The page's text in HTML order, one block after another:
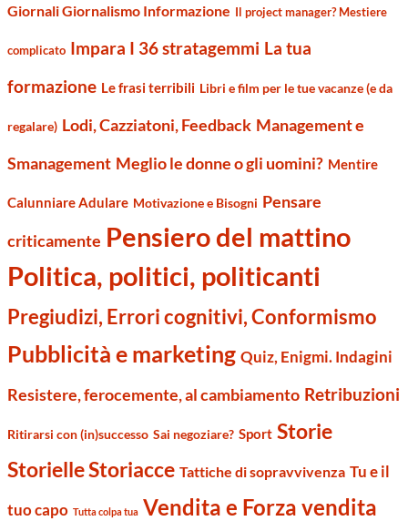
Giornali Giornalismo Informazione Il project manager? Mestiere
complicato Impara I 36 stratagemmi La tua
formazione Le frasi terribili Libri e film per le tue vacanze (e da
regalare) Lodi, Cazziatoni, Feedback Management e
Smanagement Meglio le donne o gli uomini? Mentire
Calunniare Adulare Motivazione e Bisogni Pensare
criticamente Pensiero del mattino
Politica, politici, politicanti
Pregiudizi, Errori cognitivi, Conformismo
Pubblicità e marketing Quiz, Enigmi. Indagini
Resistere, ferocemente, al cambiamento Retribuzioni
Ritirarsi con (in)successo Sai negoziare? Sport Storie
Storielle Storiacce Tattiche di sopravvivenza Tu e il
tuo capo Tutta colpa tua Vendita e Forza vendita